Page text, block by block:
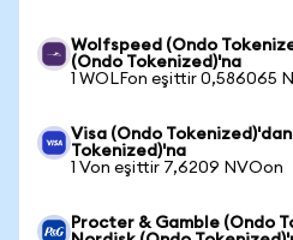
Wolfspeed (Ondo
(Ondo Tokenized)'na
1 WOLFon eşittir 0,586065
Visa (Ondo
Tokenized)'na
1 Von eşittir 7,6209 NVOon
Procter & Gamble (Ondo